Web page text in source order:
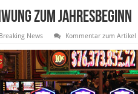
zum Jahresbeginn
Breaking News Kommentar zum Artikel